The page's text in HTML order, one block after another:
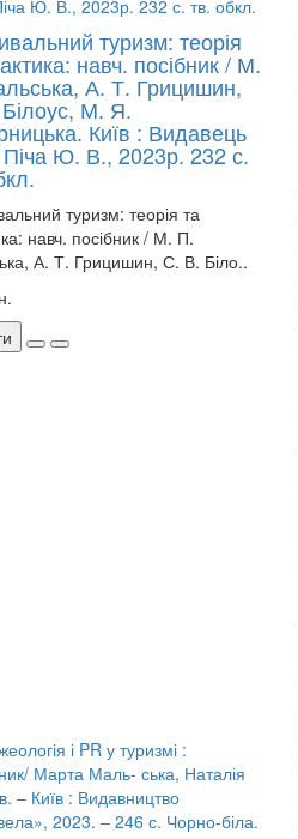
туризм: теорія
навч. посібник / М.
А. Т. Грицишин,
М. Я.
Київ : Видавець
Ю. В., 2023р. 232 с.
туризм: теорія та
навч. посібник / М. П.
А. Т. Грицишин, С. В. Біло..